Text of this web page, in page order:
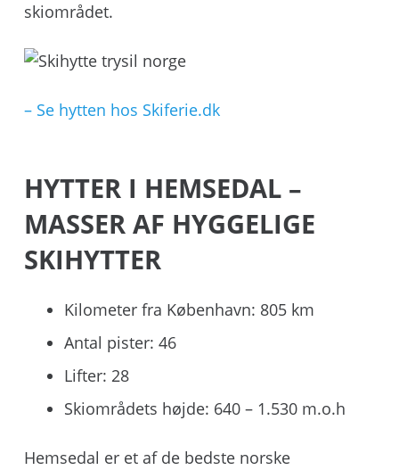
skiområdet.
– Se hytten hos Skiferie.dk
HYTTER I HEMSEDAL –
MASSER AF HYGGELIGE
SKIHYTTER
Kilometer fra København: 805 km
Antal pister: 46
Lifter: 28
Skiområdets højde: 640 – 1.530 m.o.h
Hemsedal er et af de bedste norske